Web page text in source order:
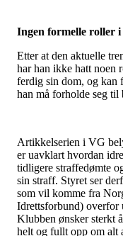
Ingen formelle roller
Etter at den aktuelle
har han ikke hatt noen
ferdig sin dom, og kan
han må forholde seg til
Artikkelserien i VG
er uavklart hvordan
tidligere straffedømte
sin straff. Styret ser
som vil komme fra
Idrettsforbund) overfor
Klubben ønsker sterkt
helt og fullt opp om alt